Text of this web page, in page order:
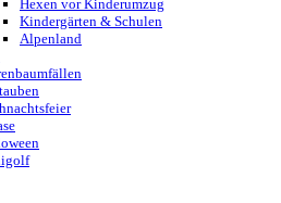
Hexen vor Kinderumzug
Kindergärten & Schulen
Alpenland